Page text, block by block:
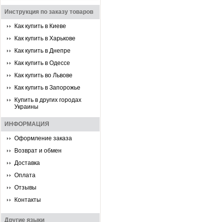
Инструкция по заказу товаров
Как купить в Киеве
Как купить в Харькове
Как купить в Днепре
Как купить в Одессе
Как купить во Львове
Как купить в Запорожье
Купить в других городах
Украины
ИНФОРМАЦИЯ
Оформление заказа
Возврат и обмен
Доставка
Оплата
Отзывы
Контакты
Другие языки